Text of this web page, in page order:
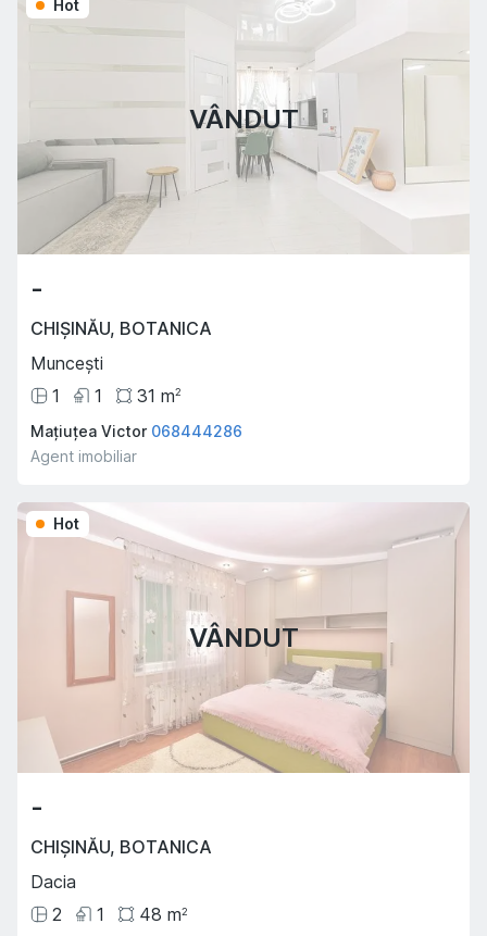
VÂNDUT
Hot
-
CHIȘINĂU, BOTANICA
Muncești
1
1 31 m2
Mațiuțea Victor 068444286
Agent imobiliar
VÂNDUT
Hot
-
CHIȘINĂU, BOTANICA
Dacia
2
1 48 m2